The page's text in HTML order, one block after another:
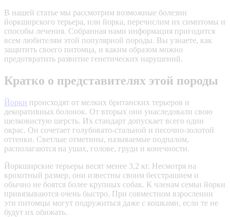
В нашей статье мы рассмотрим возможные болезни
йоркширского терьера, или йорка, перечислим их симптомы и
способы лечения. Собранная нами информация пригодится
всем любителям этой популярной породы. Вы узнаете, как
защитить своего питомца, и каким образом можно
предотвратить развитие генетических нарушений.
Кратко о представителях этой породы
Йорки происходят от мелких британских терьеров и
декоративных болонок. От вторых они унаследовали свою
шелковистую шерсть. Их стандарт допускает всего один
окрас. Он сочетает голубовато-стальной и песочно-золотой
оттенки. Светлые отметины, называемые подпалом,
располагаются на ушах, голове, груди и конечности.
Йоркширские терьеры весят менее 3,2 кг. Несмотря на
крохотный размер, они известны своим бесстрашием и
обычно не боятся более крупных собак. К членам семьи йорки
привязываются очень быстро. При совместном взрослении
эти питомцы могут подружиться даже с кошками, если те не
будут их обижать.